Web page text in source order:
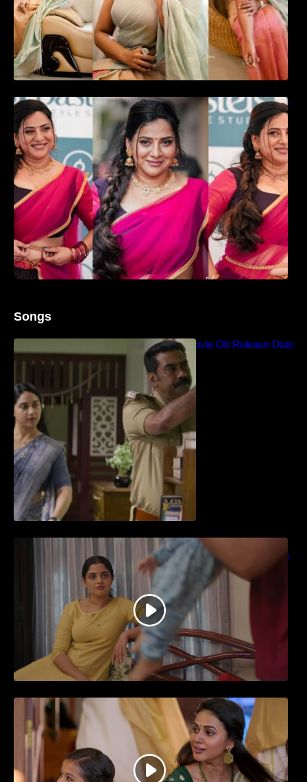
ഉദ്ഘാടന വേദിയിൽ ആരാധരെ മയക്കുന്ന
തകർപ്പൻ ഡൻസുമായി അന്ന രാജൻ..
Songs
Blockbuster Thalavan Movie Ott Release Date
– Video Song Release
തിയേറ്ററിൽ വൻ വിജയമായി മുന്നേറിയ
ഗുരുവായൂർ അംബലനടയിൽ… വീഡിയോ
സോങ്ങ്..
ജനപ്രിയ നടൻ ദിലീപ് നയകമായി
എത്തുന്ന പവി കെയർ ടേക്കർ.. വീഡിയോ
സോംഗ്…